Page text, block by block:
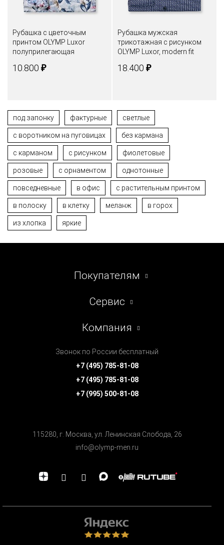
Рубашка с цветочным
принтом OLYMP Luxor
полуприлегающая
10.800 ₽
Рубашка мужская
трикотажная с рисунком
OLYMP Luxor, modern fit
18.400 ₽
под запонку фактурные светлые
c воротником на пуговицах без кармана
с карманом с рисунком фиолетовые
розовые с орнаментом однотонные
повседневные в офис с растительным принтом
в полоску в клетку меланж в горох
из хлопка яркие
Покупателям
Сервис
Компания
Звонок по России бесплатный
+7 (495) 785-81-08
+7 (495) 785-81-08
+7 (995) 500-81-08
115280, г. Москва, ул. Ленинская Cлобода, 26
info@olymp-men.ru